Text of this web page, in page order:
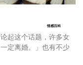
情感百科
起这个话题，许多女
定离婚。」也有不少